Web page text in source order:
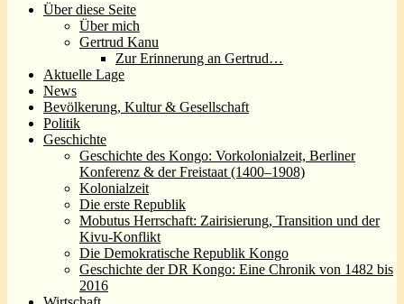
Über diese Seite
Über mich
Gertrud Kanu
Zur Erinnerung an Gertrud…
Aktuelle Lage
News
Bevölkerung, Kultur & Gesellschaft
Politik
Geschichte
Geschichte des Kongo: Vorkolonialzeit, Berliner
Konferenz & der Freistaat (1400–1908)
Kolonialzeit
Die erste Republik
Mobutus Herrschaft: Zairisierung, Transition und der
Kivu-Konflikt
Die Demokratische Republik Kongo
Geschichte der DR Kongo: Eine Chronik von 1482 bis
2016